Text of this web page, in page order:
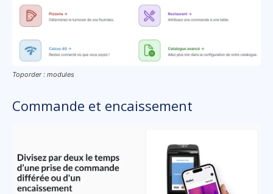
Toporder : modules
Commande et encaissement